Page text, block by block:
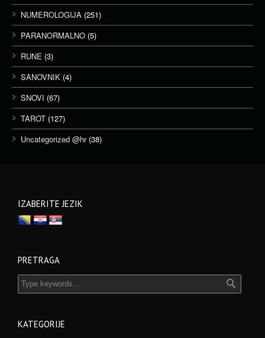
NUMEROLOGIJA (251)
PARANORMALNO (5)
RUNE (3)
SANOVNIK (4)
SNOVI (67)
TAROT (127)
Uncategorized @hr(38)
IZABERITE JEZIK
PRETRAGA
KATEGORIJE